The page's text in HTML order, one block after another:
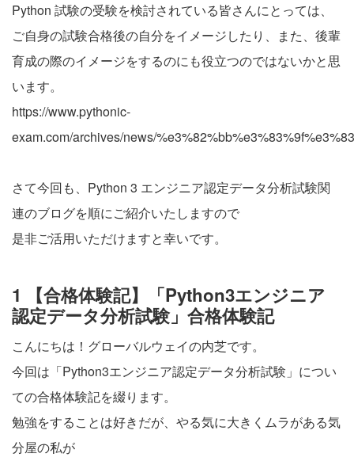
Python 試験の受験を検討されている皆さんにとっては、
ご自身の試験合格後の自分をイメージしたり、また、後輩
育成の際のイメージをするのにも役立つのではないかと思
います。
https://www.pythonic-
exam.com/archives/news/
さて今回も、Python 3 エンジニア認定データ分析試験関
連のブログを順にご紹介いたしますので
是非ご活用いただけますと幸いです。
1 【合格体験記】「Python3エンジニア
認定データ分析試験」合格体験記
こんにちは！グローバルウェイの内芝です。
今回は「Python3エンジニア認定データ分析試験」につい
ての合格体験記を綴ります。
勉強をすることは好きだが、やる気に大きくムラがある気
分屋の私が